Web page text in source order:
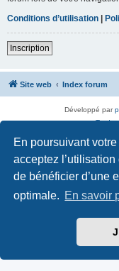
En poursuivant
acceptez
de bénéficier d’une
optimale. En savoir
Conditions d’utilisation |
Inscription
Site web Index forum
Développé par